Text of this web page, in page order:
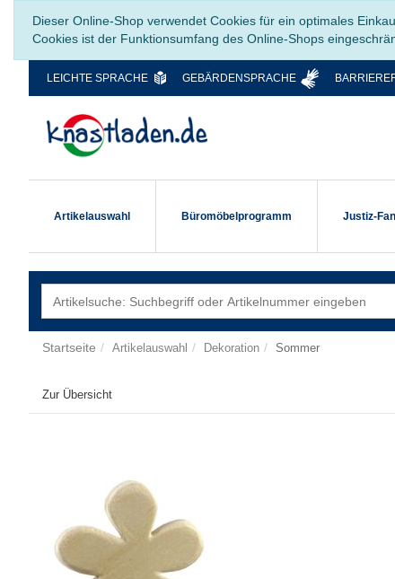
Dieser Online-Shop verwendet Cookies für ein optimales
Cookies ist der Funktionsumfang des Online-Shops
LEICHTE SPRACHE GEBÄRDENSPRACHE
Artikelauswahl Büromöbelprogramm Justiz-
Startseite Artikelauswahl Dekoration Sommer
Zur Übersicht